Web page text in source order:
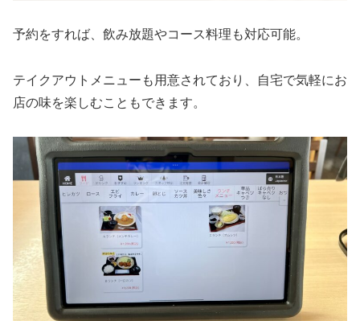
予約をすれば、飲み放題やコース料理も対応可能。
テイクアウトメニューも用意されており、自宅で気軽にお
店の味を楽しむこともできます。